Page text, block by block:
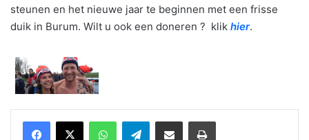
steunen en het nieuwe jaar te beginnen met een frisse
duik in Burum. Wilt u ook een doneren ? klik hier.
WhatsAppTelegramDelen via Email Print